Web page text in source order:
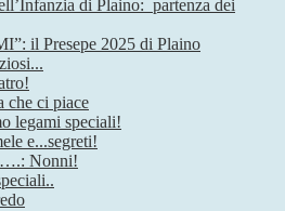
di Plaino: partenza dei
il Presepe 2025 di Plaino
che ci piace
legami speciali!
e...segreti!
Nonni!